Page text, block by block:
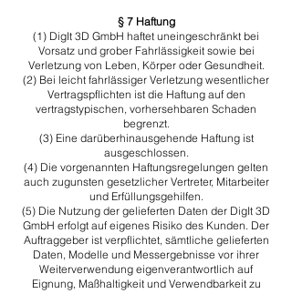
§ 7 Haftung
​(1) DigIt 3D GmbH haftet uneingeschränkt bei
Vorsatz und grober Fahrlässigkeit sowie bei
Verletzung von Leben, Körper oder Gesundheit.
​(2) Bei leicht fahrlässiger Verletzung wesentlicher
Vertragspflichten ist die Haftung auf den
vertragstypischen, vorhersehbaren Schaden
begrenzt.
​(3) Eine darüberhinausgehende Haftung ist
ausgeschlossen.
​(4) Die vorgenannten Haftungsregelungen gelten
auch zugunsten gesetzlicher Vertreter, Mitarbeiter
und Erfüllungsgehilfen.
​(5) Die Nutzung der gelieferten Daten der DigIt 3D
GmbH erfolgt auf eigenes Risiko des Kunden. Der
Auftraggeber ist verpflichtet, sämtliche gelieferten
Daten, Modelle und Messergebnisse vor ihrer
Weiterverwendung eigenverantwortlich auf
Eignung, Maßhaltigkeit und Verwendbarkeit zu